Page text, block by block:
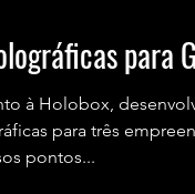
para
à Holobox,
para três
pontos...